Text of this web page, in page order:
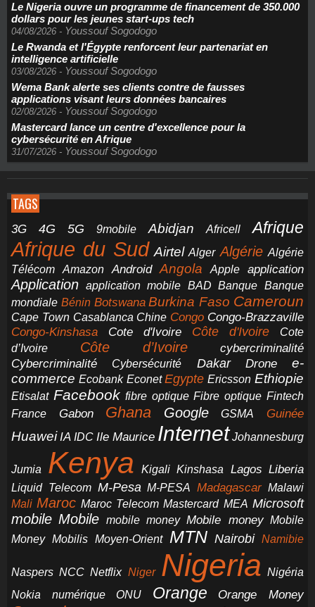
Le Nigeria ouvre un programme de financement de 350.000
dollars pour les jeunes start-ups tech
04/08/2026 - Youssouf Sogodogo
Le Rwanda et l'Égypte renforcent leur partenariat en
intelligence artificielle
03/08/2026 - Youssouf Sogodogo
Wema Bank alerte ses clients contre de fausses
applications visant leurs données bancaires
02/08/2026 - Youssouf Sogodogo
Mastercard lance un centre d'excellence pour la
cybersécurité en Afrique
31/07/2026 - Youssouf Sogodogo
TAGS
3G 4G 5G 9mobile Abidjan Africell Afrique
Afrique du Sud Airtel Alger Algérie Algérie
Télécom
Amazon Android Angola Apple application
Application application mobile BAD Banque Banque
mondiale Bénin Botswana Burkina Faso Cameroun
Cape Town Casablanca Chine Congo Congo-Brazzaville
Congo-Kinshasa Cote d'Ivoire Côte d'Ivoire
Cote
d’Ivoire
Côte d’Ivoire
cybercriminalité
Cybercriminalité
Cybersécurité Dakar Drone
e-
commerce Ecobank Econet Egypte Ericsson Ethiopie
Etisalat Facebook fibre optique Fibre optique Fintech
France
Gabon Ghana Google GSMA Guinée
Huawei IA IDC Ile Maurice Internet Johannesburg
Jumia Kenya Kigali Kinshasa Lagos Liberia
Liquid Telecom M-Pesa M-PESA Madagascar Malawi
Mali Maroc Maroc Telecom Mastercard MEA Microsoft
mobile Mobile mobile money Mobile money Mobile
Money Mobilis Moyen-Orient MTN Nairobi Namibie
Naspers NCC Netflix Niger Nigeria Nigéria
Nokia
numérique ONU Orange Orange Money